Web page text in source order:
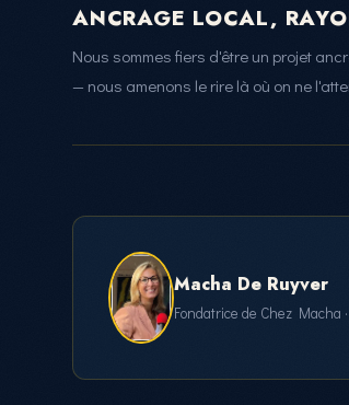
ANCRAGE LOCAL,
Nous sommes fiers d'être un projet
— nous amenons le rire là où on ne
Macha De Ruyver
Fondatrice de Chez Macha